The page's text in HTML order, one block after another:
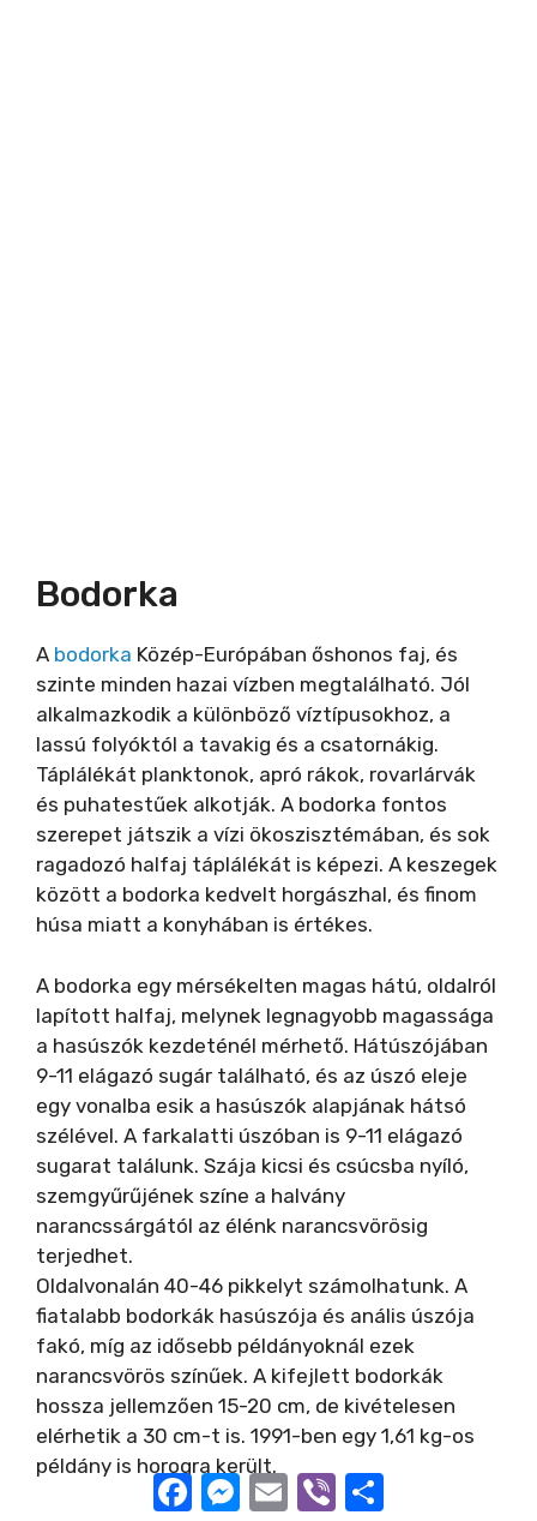
Bodorka
A bodorka Közép-Európában őshonos faj, és
szinte minden hazai vízben megtalálható. Jól
alkalmazkodik a különböző víztípusokhoz, a
lassú folyóktól a tavakig és a csatornákig.
Táplálékát planktonok, apró rákok, rovarlárvák
és puhatestűek alkotják. A bodorka fontos
szerepet játszik a vízi ökoszisztémában, és sok
ragadozó halfaj táplálékát is képezi. A keszegek
között a bodorka kedvelt horgászhal, és finom
húsa miatt a konyhában is értékes.
A bodorka egy mérsékelten magas hátú, oldalról
lapított halfaj, melynek legnagyobb magassága
a hasúszók kezdeténél mérhető. Hátúszójában
9-11 elágazó sugár található, és az úszó eleje
egy vonalba esik a hasúszók alapjának hátsó
szélével. A farkalatti úszóban is 9-11 elágazó
sugarat találunk. Szája kicsi és csúcsba nyíló,
szemgyűrűjének színe a halvány
narancssárgától az élénk narancsvörösig
terjedhet.
Oldalvonalán 40-46 pikkelyt számolhatunk. A
fiatalabb bodorkák hasúszója és anális úszója
fakó, míg az idősebb példányoknál ezek
narancsvörös színűek. A kifejlett bodorkák
hossza jellemzően 15-20 cm, de kivételesen
elérhetik a 30 cm-t is. 1991-ben egy 1,61 kg-os
példány is horogra került.
FacebookMessenger
Email Viber